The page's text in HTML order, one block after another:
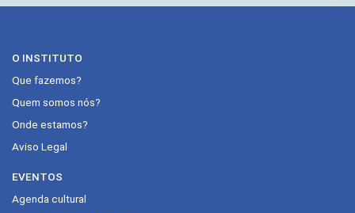
O INSTITUTO
Que fazemos?
Quem somos nós?
Onde estamos?
Aviso Legal
EVENTOS
Agenda cultural